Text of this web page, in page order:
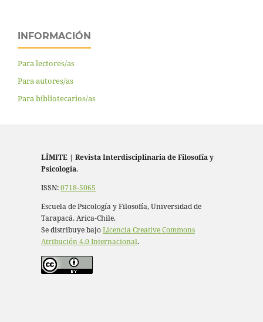
INFORMACIÓN
Para lectores/as
Para autores/as
Para bibliotecarios/as
LÍMITE | Revista Interdisciplinaria de Filosofía y
Psicología.
ISSN:0718-5065
Escuela de Psicología y Filosofía, Universidad de
Tarapacá, Arica-Chile.
Se distribuye bajoLicencia Creative Commons
Atribución 4.0 Internacional.